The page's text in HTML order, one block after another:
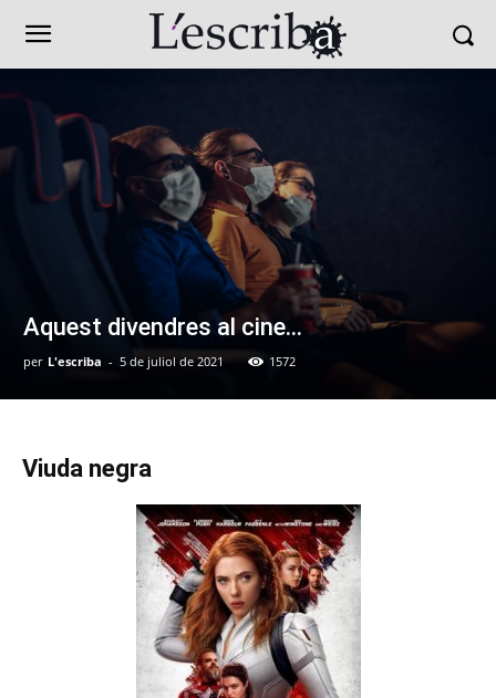
Aquest divendres al cine…
per L'escriba - 5 de juliol de 2021 1572
Viuda negra